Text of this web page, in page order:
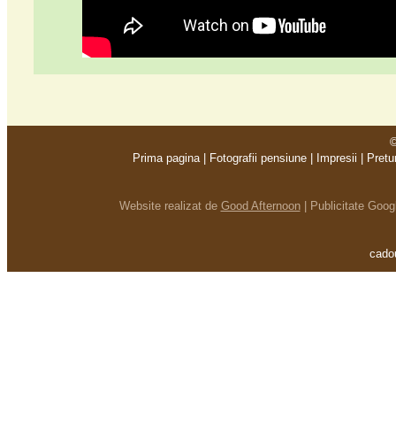
Prima pagina | Fotografii pensiune | Impresii |
Website realizat de Good Afternoon| Publicitate